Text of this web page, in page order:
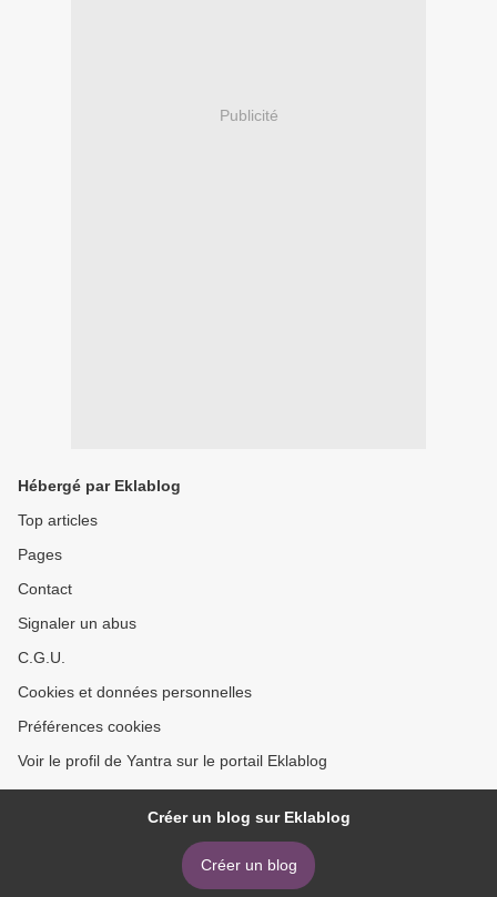
Publicité
Hébergé par Eklablog
Top articles
Pages
Contact
Signaler un abus
C.G.U.
Cookies et données personnelles
Préférences cookies
Voir le profil de Yantra sur le portail Eklablog
Créer un blog sur Eklablog
Créer un blog